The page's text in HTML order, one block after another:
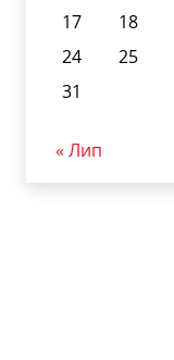
17
18
24
25
31
« Лип